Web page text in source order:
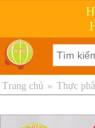
Trang chủ » Thực